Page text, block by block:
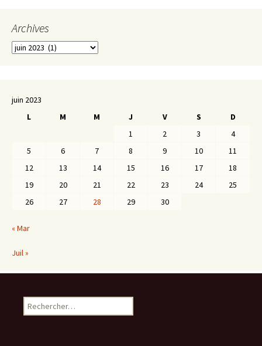
Archives
Archives
juin 2023
L
M M J V S
D
1
2 3
4
5
6 7 8 9 10
11
12
13 14 15 16 17
18
19
20 21 22 23 24
25
26
27 28 29 30
« Mar
Juil »
Rechercher :